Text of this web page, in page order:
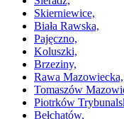
Skierniewice,
Biała Rawska,
Pajęczno,
Koluszki,
Brzeziny,
Rawa Mazowiecka,
Tomaszów
Piotrków
Bełchatów,